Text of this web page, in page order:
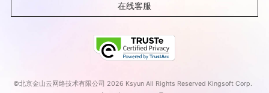
在线客服
©北京金山云网络技术有限公司 2026 Ksyun All Rights Reserved Kingsoft Corp.